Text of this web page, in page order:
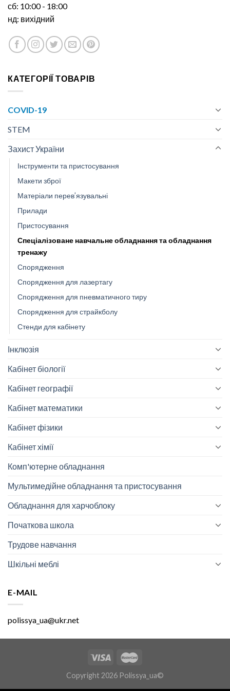
сб: 10:00 - 18:00
нд: вихідний
КАТЕГОРІЇ ТОВАРІВ
COVID-19
STEM
Захист України
Інструменти та пристосування
Макети зброї
Матеріали перев’язувальні
Прилади
Пристосування
Спеціалізоване навчальне обладнання та обладнання
тренажу
Спорядження
Спорядження для лазертагу
Спорядження для пневматичного тиру
Спорядження для страйкболу
Стенди для кабінету
Інклюзія
Кабінет біології
Кабінет географії
Кабінет математики
Кабінет фізики
Кабінет хімії
Комп'ютерне обладнання
Мультимедійне обладнання та пристосування
Обладнання для харчоблоку
Початкова школа
Трудове навчання
Шкільні меблі
E-MAIL
polissya_ua@ukr.net
Copyright 2026 Polissya_ua©